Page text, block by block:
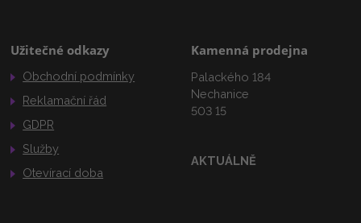
Užitečné odkazy
Obchodní podmínky
Reklamační řád
GDPR
Služby
Otevírací doba
Kamenná prodejna
Palackého 184
Nechanice
503 15
AKTUÁLNĚ